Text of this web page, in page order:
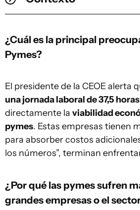
¿Cuál es la principal
Pymes?
El presidente de la CEOE alerta
una jornada laboral de 37,5 horas
directamente la viabilidad
pymes. Estas empresas tienen
para absorber costos
los números”, terminan
¿Por qué las pymes sufren
grandes empresas o el